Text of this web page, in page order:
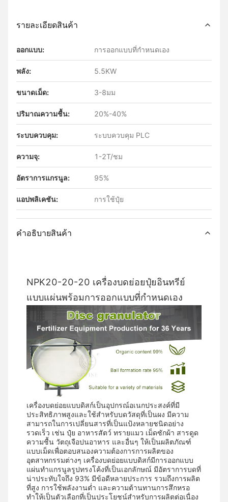
รายละเอียดสินค้า
ออกแบบ: การออกแบบที่กำหนดเอง
พลัง: 5.5KW
ขนาดเม็ด: 3-8มม
ปริมาณความชื้น: 20%-40%
ระบบควบคุม: ระบบควบคุม PLC
ความจุ: 1-2T/ชม
อัตราการแกรนูล: 95%
แอปพลิเคชัน: การใช้ปุ๋ย
คําอธิบายสินค้า
NPK20-20-20 เครื่องบดย่อยปุ๋ยอินทรีย์
แบบแผ่นพร้อมการออกแบบที่กำหนดเอง
เครื่องบดย่อยแบบดิสก์เป็นอุปกรณ์อเนกประสงค์ที่มี
ประสิทธิภาพสูงและใช้สำหรับบดวัสดุที่เป็นผง มีความ
สามารถในการเปลี่ยนสารที่เป็นแป้งหลายชนิดอย่าง
รวดเร็ว เช่น ปุ๋ย อาหารสัตว์ ทรายแมว เม็ดซักผ้า สารดูด
ความชื้น วัตถุเจือปนอาหาร และอื่นๆ ให้เป็นผลิตภัณฑ์
แบบเม็ดเพื่อตอบสนองความต้องการการผลิตของ
อุตสาหกรรมต่างๆ เครื่องบดย่อยแบบดิสก์มีการออกแบบ
แผ่นทำแกรนูลรูปทรงโค้งที่เป็นเอกลักษณ์ มีอัตราการบดที่
น่าประทับใจถึง 93% มีข้อดีหลายประการ รวมถึงการผลิต
ที่สูง การใช้พลังงานต่ำ และความต้านทานการสึกหรอ
ทำให้เป็นตัวเลือกที่เป็นประโยชน์สำหรับการผลิตต่อเนื่อง